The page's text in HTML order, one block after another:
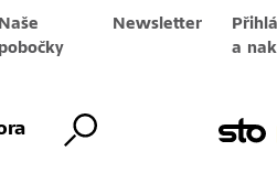
Naše
pobočky
Newsletter
a